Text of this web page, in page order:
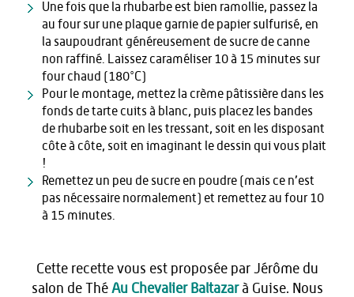
Une fois que la rhubarbe est bien ramollie, passez la
au four sur une plaque garnie de papier sulfurisé, en
la saupoudrant généreusement de sucre de canne
non raffiné. Laissez caraméliser 10 à 15 minutes sur
four chaud (180°C)
Pour le montage, mettez la crème pâtissière dans les
fonds de tarte cuits à blanc, puis placez les bandes
de rhubarbe soit en les tressant, soit en les disposant
côte à côte, soit en imaginant le dessin qui vous plait
!
Remettez un peu de sucre en poudre (mais ce n’est
pas nécessaire normalement) et remettez au four 10
à 15 minutes.
Cette recette vous est proposée par Jérôme du
salon de Thé Au Chevalier Baltazarà Guise. Nous